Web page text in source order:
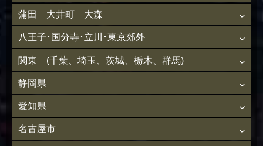
蒲田 大井町 大森
八王子･国分寺･立川･東京郊外
関東 (千葉、埼玉、茨城、栃木、群馬)
静岡県
愛知県
名古屋市